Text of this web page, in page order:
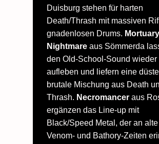
Duisburg stehen für harten
Death/Thrash mit massiven
gnadenlosen Drums. Mortuary
Nightmareaus Sömmerda
den Old-School-Sound wieder
aufleben und liefern eine
brutale Mischung aus Death
Thrash. Necromanceraus
ergänzen das Line-up mit
Black/Speed Metal, der an alte
Venom- und Bathory-Zeiten